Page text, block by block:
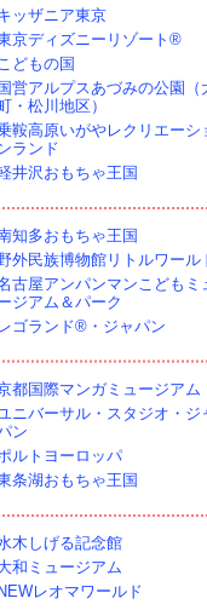
ッザニア東京
京ディズニーリゾート®
どもの国
国営アルプスあづみの公園（
・松川地区）
鞍高原いがやレクリエーシ
ランド
井沢おもちゃ王国
知多おもちゃ王国
外民族博物館リトルワール
古屋アンパンマンこどもミ
ジアム＆パーク
レゴランド®・ジャパン
都国際マンガミュージアム
ニバーサル・スタジオ・ジ
ン
ルトヨーロッパ
条湖おもちゃ王国
木しげる記念館
和ミュージアム
NEWレオマワールド